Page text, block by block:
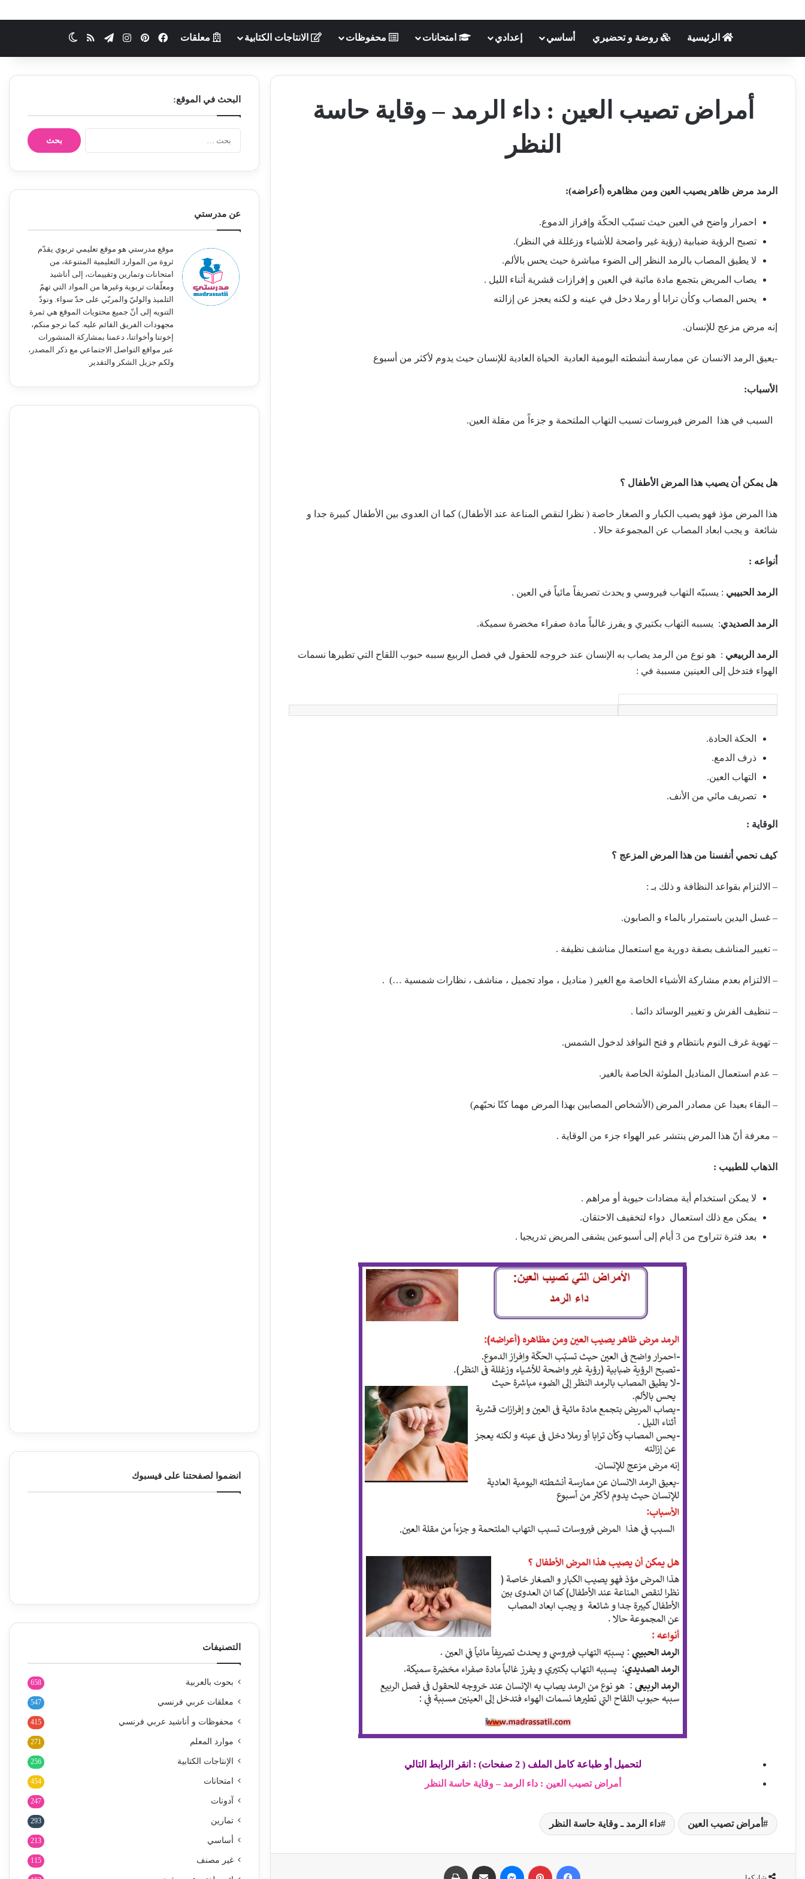
الرئيسية روضة و تحضيري أساسي إعدادي امتحانات محفوظات الانتاجات الكتابية معلقات فيسبوكبينتيريستانستقرامتيلقرامملخص الموقع RSS
أمراض تصيب العين : داء الرمد – وقاية حاسة
النظر
الرمد مرض ظاهر يصيب العين ومن مظاهره (أعراضه):
احمرار واضح في العين حيث تسبّب الحكّة وإفراز الدموع.
تصبح الرؤية ضبابية (رؤية غير واضحة للأشياء وزغللة في النظر).
لا يطيق المصاب بالرمد النظر إلى الضوء مباشرة حيث يحس بالألم.
يصاب المريض بتجمع مادة مائية في العين و إفرازات قشرية أثناء الليل .
يحس المصاب وكأن ترابا أو رملا دخل في عينه و لكنه يعجز عن إزالته
إنه مرض مزعج للإنسان.
-يعيق الرمد الانسان عن ممارسة أنشطته اليومية العادية الحياة العادية للإنسان حيث يدوم لأكثر من أسبوع
الأسباب:
السبب في هذا المرض فيروسات تسبب التهاب الملتحمة و جزءاً من مقلة العين.
هل يمكن أن يصيب هذا المرض الأطفال ؟
هذا المرض مؤذ فهو يصيب الكبار و الصغار خاصة ( نظرا لنقص المناعة عند الأطفال) كما ان العدوى بين الأطفال كبيرة جدا و
شائعة و يجب ابعاد المصاب عن المجموعة حالا .
أنواعه :
الرمد الحبيبي : يسببّه التهاب فيروسي و يحدث تصريفاً مائياً في العين .
الرمد الصديدي: يسببه التهاب بكتيري و يفرز غالباً مادة صفراء مخضرة سميكة.
الرمد الربيعي : هو نوع من الرمد يصاب به الإنسان عند خروجه للحقول في فصل الربيع سببه حبوب اللقاح التي تطيرها نسمات
الهواء فتدخل إلى العينين مسببة في :
الحكة الحادة.
ذرف الدمع.
التهاب العين.
تصريف مائي من الأنف.
الوقاية :
كيف نحمي أنفسنا من هذا المرض المزعج ؟
– الالتزام بقواعد النظافة و ذلك بـ :
– غسل اليدين باستمرار بالماء و الصابون.
– تغيير المناشف بصفة دورية مع استعمال مناشف نظيفة .
– الالتزام بعدم مشاركة الأشياء الخاصة مع الغير ( مناديل ، مواد تجميل ، مناشف ، نظارات شمسية …) .
– تنظيف الفرش و تغيير الوسائد دائما .
– تهوية غرف النوم بانتظام و فتح النوافذ لدخول الشمس.
– عدم استعمال المناديل الملوثة الخاصة بالغير.
– البقاء بعيدا عن مصادر المرض (الأشخاص المصابين بهذا المرض مهما كنّا نحبّهم)
– معرفة أنّ هذا المرض ينتشر عبر الهواء جزء من الوقاية .
الذهاب للطبيب :
لا يمكن استخدام أية مضادات حيوية أو مراهم .
يمكن مع ذلك استعمال دواء لتخفيف الاحتقان.
بعد فترة تتراوح من 3 أيام إلى أسبوعين يشفى المريض تدريجيا .
لتحميل أو طباعة كامل الملف ( 2 صفحات) : انقر الرابط التالي
أمراض تصيب العين : داء الرمد – وقاية حاسة النظر
أمراض تصيب العين داء الرمد ـ وقاية حاسة النظر
البحث في الموقع:
ح
عن مدرستي
موقع مدرستي هو موقع تعليمي تربوي يقدّم
ثروة من الموارد التعليمية المتنوعة، من
امتحانات وتمارين وتقييمات، إلى أناشيد
ومعلّقات تربوية وغيرها من المواد التي تهمّ
التلميذ والوليّ والمربّي على حدّ سواء. ونودّ
التنويه إلى أنّ جميع محتويات الموقع هي ثمرة
مجهودات الفريق القائم عليه. كما نرجو منكم،
إخوتنا وأخواتنا، دعمنا بمشاركة المنشورات
عبر مواقع التواصل الاجتماعي مع ذكر المصدر،
ولكم جزيل الشكر والتقدير.
انضموا لصفحتنا على فيسبوك
التصنيفات
بحوث بالعربية 658
معلقات عربي فرنسي 547
محفوظات و أناشيد عربي فرنسي 415
موارد المعلم 271
الإنتاجات الكتابية 256
امتحانات 454
آدونات 247
تمارين 293
أساسي 213
غير مصنف 115